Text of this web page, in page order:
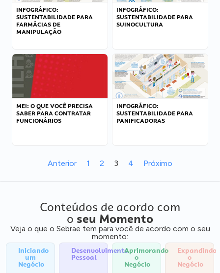
INFOGRÁFICO:
SUSTENTABILIDADE PARA
FARMÁCIAS DE
MANIPULAÇÃO
INFOGRÁFICO:
SUSTENTABILIDADE PARA
SUINOCULTURA
MEI: O QUE VOCÊ PRECISA
SABER PARA CONTRATAR
FUNCIONÁRIOS
INFOGRÁFICO:
SUSTENTABILIDADE PARA
PANIFICADORAS
Anterior 1 2 3 4 Próximo
Conteúdos de acordo com
o seu Momento
Veja o que o Sebrae tem para você de acordo com o seu
momento:
Iniciando
um
Negócio
Desenvolvimento
Pessoal
Aprimorando
o
Negócio
Expandindo
o
Negócio